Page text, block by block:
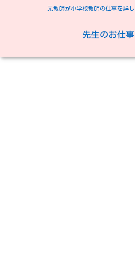
元教師が小学校教師の仕事を詳
先生のお仕事